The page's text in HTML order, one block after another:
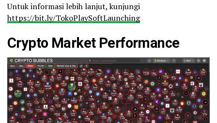
Untuk informasi lebih lanjut, kunjungi
https://bit.ly/TokoPlaySoftLaunching
Crypto Market Performance